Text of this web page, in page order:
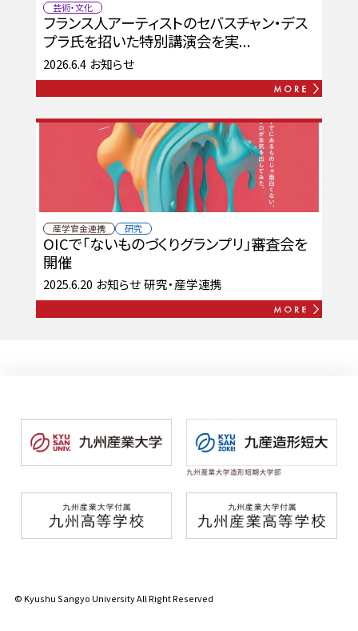
芸術・文化
フランス人アーティストのセバスチャン・デス
プラ氏を招いた特別講演会を実...
2026.6.4 お知らせ
産学官金連携 研究
OICで「ないものづくりグランプリ」審査会を
開催
2025.6.20 お知らせ 研究・産学連携
© Kyushu Sangyo University All Right Reserved